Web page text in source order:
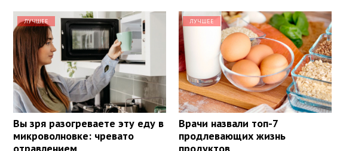
ЛУЧШЕЕ
Вы зря разогреваете эту еду в
микроволновке: чревато
отравлением
ЛУЧШЕЕ
Врачи назвали топ-7
продлевающих жизнь
продуктов